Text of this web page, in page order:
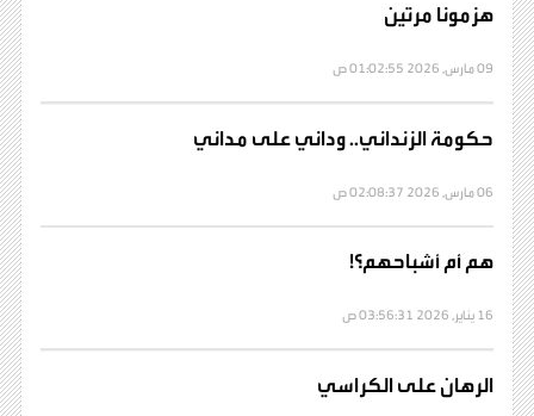
هزمونا مرتين
09 مارس, 2026 01:02:55 ص
حكومة الزنداني.. وداني على مداني
06 مارس, 2026 02:08:37 ص
هم أم أشباحهم؟!
16 يناير, 2026 03:56:31 ص
الرهان على الكراسي